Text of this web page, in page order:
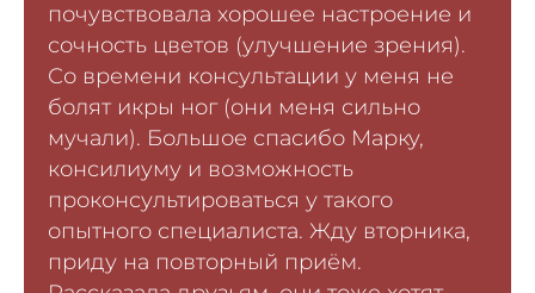
почувствовала хорошее настроение и
сочность цветов (улучшение зрения).
Со времени консультации у меня не
болят икры ног (они меня сильно
мучали). Большое спасибо Марку,
консилиуму и возможность
проконсультироваться у такого
опытного специалиста. Жду вторника,
приду на повторный приём.